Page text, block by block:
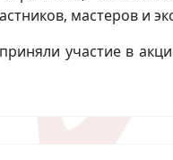
мастеров и
участие в